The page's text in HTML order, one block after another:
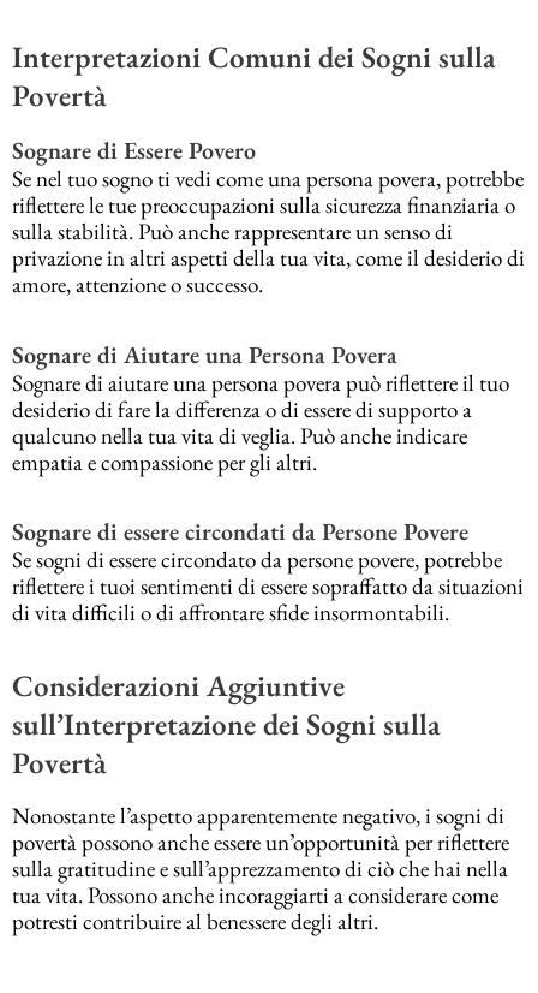
Interpretazioni Comuni dei Sogni sulla
Povertà
Sognare di Essere Povero
Se nel tuo sogno ti vedi come una persona povera, potrebbe
riflettere le tue preoccupazioni sulla sicurezza finanziaria o
sulla stabilità. Può anche rappresentare un senso di
privazione in altri aspetti della tua vita, come il desiderio di
amore, attenzione o successo.
Sognare di Aiutare una Persona Povera
Sognare di aiutare una persona povera può riflettere il tuo
desiderio di fare la differenza o di essere di supporto a
qualcuno nella tua vita di veglia. Può anche indicare
empatia e compassione per gli altri.
Sognare di essere circondati da Persone Povere
Se sogni di essere circondato da persone povere, potrebbe
riflettere i tuoi sentimenti di essere sopraffatto da situazioni
di vita difficili o di affrontare sfide insormontabili.
Considerazioni Aggiuntive
sull’Interpretazione dei Sogni sulla
Povertà
Nonostante l’aspetto apparentemente negativo, i sogni di
povertà possono anche essere un’opportunità per riflettere
sulla gratitudine e sull’apprezzamento di ciò che hai nella
tua vita. Possono anche incoraggiarti a considerare come
potresti contribuire al benessere degli altri.